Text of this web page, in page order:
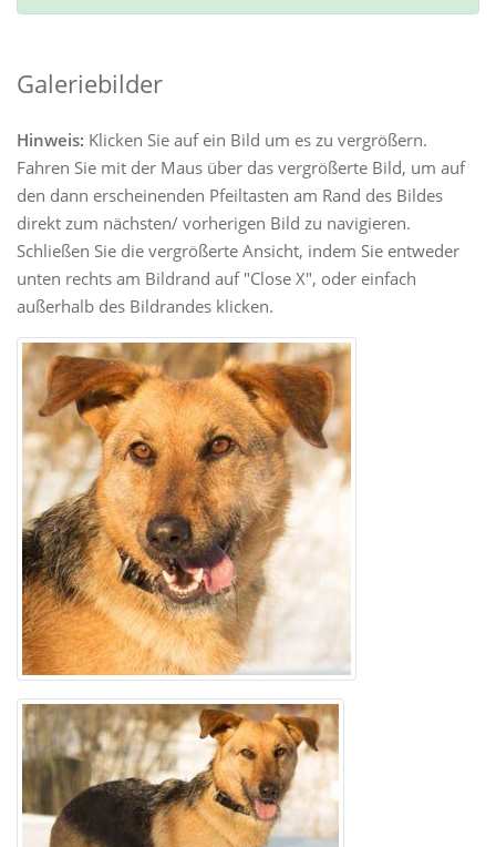
Galeriebilder
Hinweis: Klicken Sie auf ein Bild um es zu vergrößern.
Fahren Sie mit der Maus über das vergrößerte Bild, um auf
den dann erscheinenden Pfeiltasten am Rand des Bildes
direkt zum nächsten/ vorherigen Bild zu navigieren.
Schließen Sie die vergrößerte Ansicht, indem Sie entweder
unten rechts am Bildrand auf "Close X", oder einfach
außerhalb des Bildrandes klicken.